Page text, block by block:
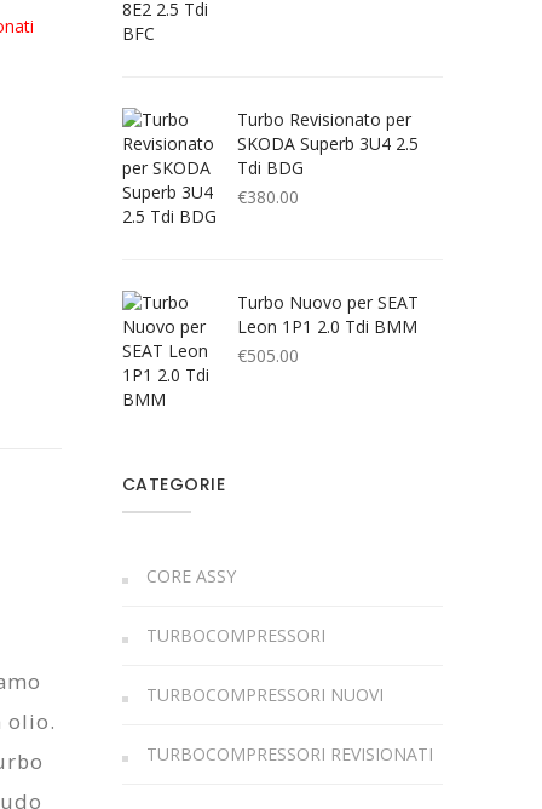
olio.
Turbo Revisionato per
SKODA Superb 3U4 2.5
Tdi BDG
€380.00
Turbo Nuovo per SEAT
Leon 1P1 2.0 Tdi BMM
€505.00
CATEGORIE
CORE ASSY
TURBOCOMPRESSORI
TURBOCOMPRESSORI NUOVI
TURBOCOMPRESSORI REVISIONATI